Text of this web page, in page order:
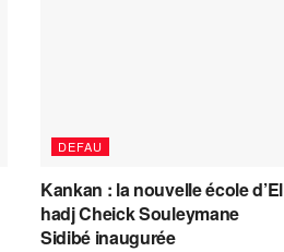
DEFAU
Kankan : la nouvelle école d’El
hadj Cheick Souleymane
Sidibé inaugurée